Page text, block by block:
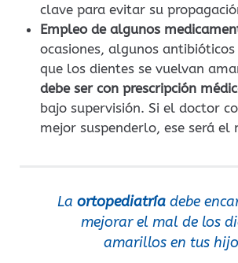
clave para evitar su
Empleo de algunos
ocasiones, algunos antibióticos
que los dientes se vuelvan
debe ser con prescripción
bajo supervisión. Si el doctor
mejor suspenderlo, ese será el
La ortopediatríadebe
mejorar el mal de los
amarillos en tus